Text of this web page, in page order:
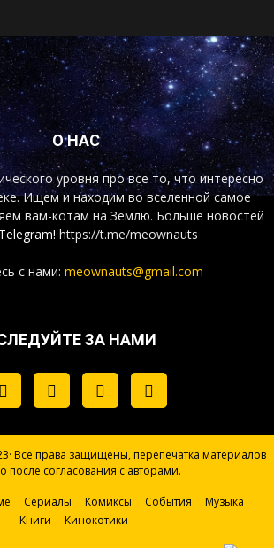
О НАС
уровня про все то, что интересно
Ищем и находим во вселенной самое
вам-котам на Землю. Больше новостей
https://t.me/meownauts
с нами: meownauts@gmail.com
ЗА НАМИ
Все права защищены, перепечатка материалов
после согласования с авторами.
Сериалы Комиксы События
Музыка
Книги
Кинокотики